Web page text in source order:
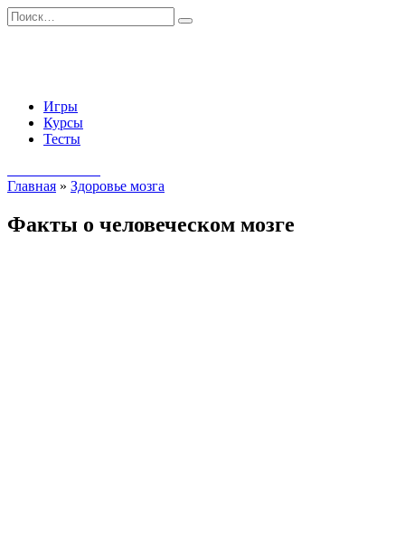
Перейти
к
Search
for:
Игры
Курсы
Тесты
Главная » Здоровье мозга
Факты о человеческом мозге